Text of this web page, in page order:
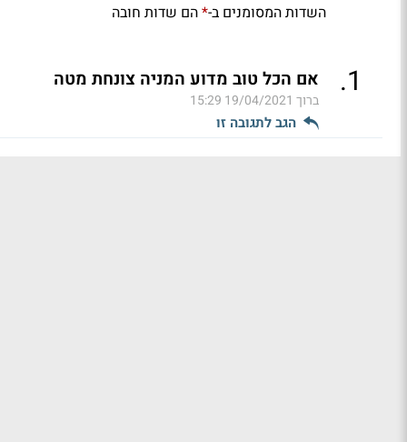
השדות המסומנים ב-*הם שדות חובה
1
. אם הכל טוב מדוע המניה צונחת מטה
ברוך 19/04/2021 15:29
הגב לתגובה זו